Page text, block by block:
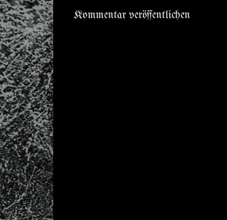
Kommentar veröffentlichen